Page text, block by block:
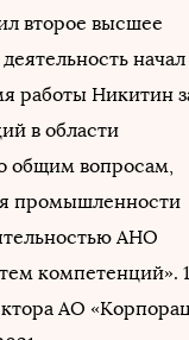
второе высшее
начал
работы Никитин
в области
общим вопросам,
промышленности
АНО
компетенций».
АО